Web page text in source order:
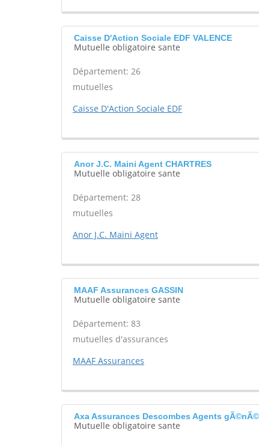
Caisse D'Action Sociale EDF VALENCE
Mutuelle obligatoire sante
Département: 26
mutuelles
Caisse D'Action Sociale EDF
Anor J.C. Maini Agent CHARTRES
Mutuelle obligatoire sante
Département: 28
mutuelles
Anor J.C. Maini Agent
MAAF Assurances GASSIN
Mutuelle obligatoire sante
Département: 83
mutuelles d'assurances
MAAF Assurances
Axa Assurances Descombes Agents
Mutuelle obligatoire sante